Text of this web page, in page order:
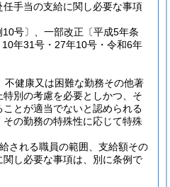
手当の支給に関し必要な事項
号〕、一部改正〔平成5年条
年31号・27年10号・令和6年
不健康又は困難な勤務その他著
別の考慮を必要としかつ、そ
とが適当でないと認められる
の勤務の特殊性に応じて特殊
される職員の範囲、支給額その
し必要な事項は、別に条例で